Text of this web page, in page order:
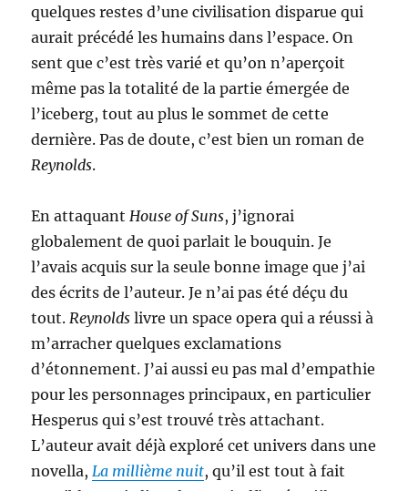
quelques restes d’une civilisation disparue qui
aurait précédé les humains dans l’espace. On
sent que c’est très varié et qu’on n’aperçoit
même pas la totalité de la partie émergée de
l’iceberg, tout au plus le sommet de cette
dernière. Pas de doute, c’est bien un roman de
Reynolds.
En attaquantHouse of Suns, j’ignorai
globalement de quoi parlait le bouquin. Je
l’avais acquis sur la seule bonne image que j’ai
des écrits de l’auteur. Je n’ai pas été déçu du
tout.Reynolds livre un space opera qui a réussi à
m’arracher quelques exclamations
d’étonnement. J’ai aussi eu pas mal d’empathie
pour les personnages principaux, en particulier
Hesperus qui s’est trouvé très attachant.
L’auteur avait déjà exploré cet univers dans une
novella,La millième nuit, qu’il est tout à fait